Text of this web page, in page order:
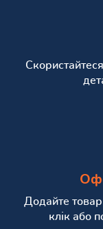
Додайте
клік або